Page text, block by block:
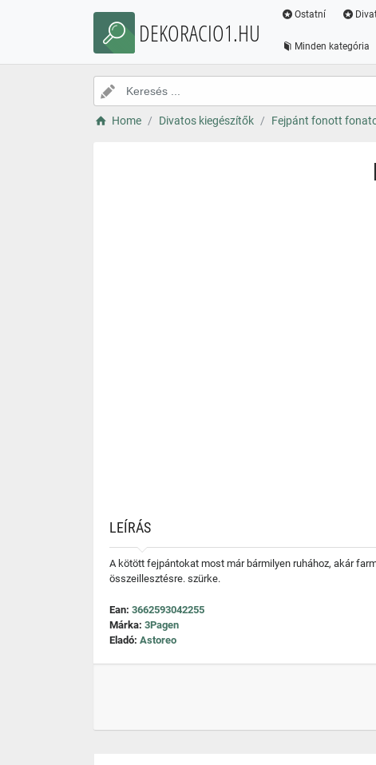
DEKORACIO1.HU
Ostatní
Minden kategória
Home Divatos kiegészítők Fejpánt fonott
LEÍRÁS
A kötött fejpántokat most már bármilyen ruhához, akár
összeillesztésre. szürke.
Ean: 3662593042255
Márka: 3Pagen
Eladó: Astoreo